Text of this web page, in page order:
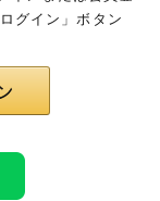
グイン」ボタン